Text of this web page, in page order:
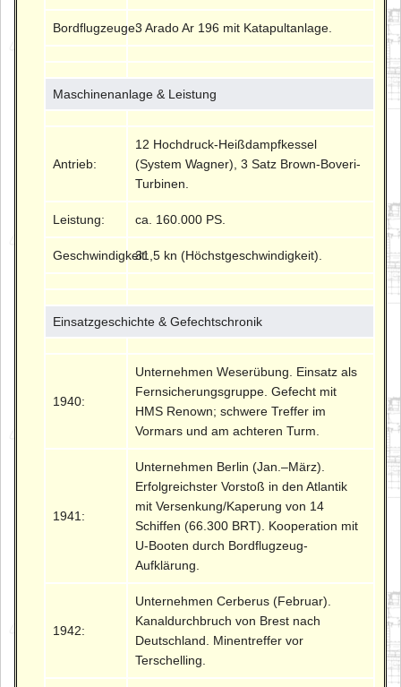
Bordflugzeuge:3 Arado Ar 196 mit Katapultanlage.
Maschinenanlage & Leistung
Antrieb:
12 Hochdruck-Heißdampfkessel
(System Wagner), 3 Satz Brown-Boveri-
Turbinen.
Leistung: ca. 160.000 PS.
Geschwindigkeit:31,5 kn (Höchstgeschwindigkeit).
Einsatzgeschichte & Gefechtschronik
1940:
Unternehmen Weserübung. Einsatz als
Fernsicherungsgruppe. Gefecht mit
HMS Renown; schwere Treffer im
Vormars und am achteren Turm.
1941:
Unternehmen Berlin (Jan.–März).
Erfolgreichster Vorstoß in den Atlantik
mit Versenkung/Kaperung von 14
Schiffen (66.300 BRT). Kooperation mit
U-Booten durch Bordflugzeug-
Aufklärung.
1942:
Unternehmen Cerberus (Februar).
Kanaldurchbruch von Brest nach
Deutschland. Minentreffer vor
Terschelling.